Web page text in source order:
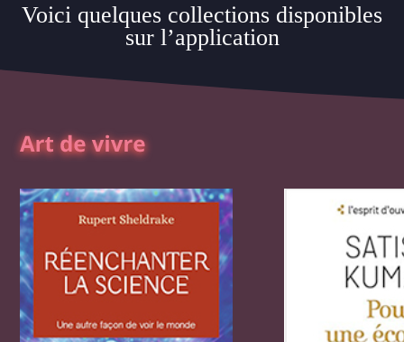
Voici quelques collections disponibles
sur l’application